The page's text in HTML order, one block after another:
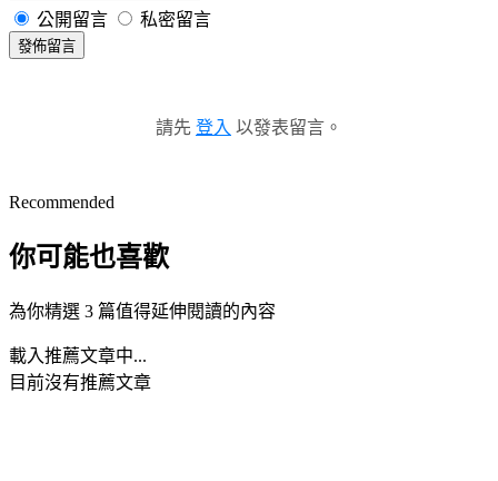
公開留言 私密留言
發佈留言
請先 登入 以發表留言。
Recommended
你可能也喜歡
為你精選 3 篇值得延伸閱讀的內容
載入推薦文章中...
目前沒有推薦文章